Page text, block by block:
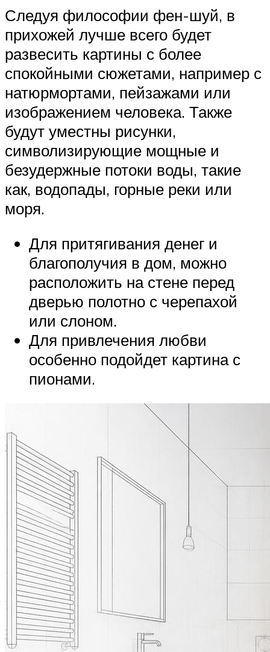
Следуя философии фен-шуй, в
прихожей лучше всего будет
развесить картины с более
спокойными сюжетами, например с
натюрмортами, пейзажами или
изображением человека. Также
будут уместны рисунки,
символизирующие мощные и
безудержные потоки воды, такие
как, водопады, горные реки или
моря.
Для притягивания денег и
благополучия в дом, можно
расположить на стене перед
дверью полотно с черепахой
или слоном.
Для привлечения любви
особенно подойдет картина с
пионами.